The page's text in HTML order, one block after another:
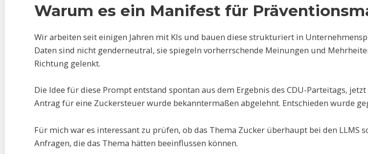
Warum es ein Manifest für
Wir arbeiten seit einigen Jahren mit KIs und bauen diese strukturiert in
Daten sind nicht genderneutral, sie spiegeln vorherrschende Meinungen und
Richtung gelenkt.
Die Idee für diese Prompt entstand spontan aus dem Ergebnis des CDU-Parteitags,
Antrag für eine Zuckersteuer wurde bekanntermaßen abgelehnt. Entschieden wurde
Für mich war es interessant zu prüfen, ob das Thema Zucker überhaupt bei den LLMS
Anfragen, die das Thema hätten beeinflussen können.